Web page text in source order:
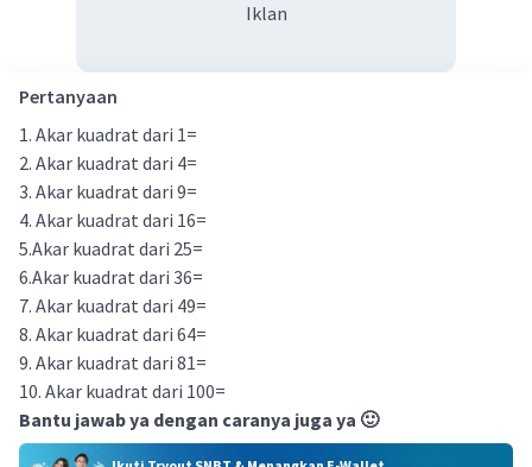
Iklan
Pertanyaan
1. Akar kuadrat dari 1=
2. Akar kuadrat dari 4=
3. Akar kuadrat dari 9=
4. Akar kuadrat dari 16=
5.Akar kuadrat dari 25=
6.Akar kuadrat dari 36=
7. Akar kuadrat dari 49=
8. Akar kuadrat dari 64=
9. Akar kuadrat dari 81=
10. Akar kuadrat dari 100=
Bantu jawab ya dengan caranya juga ya 🙂